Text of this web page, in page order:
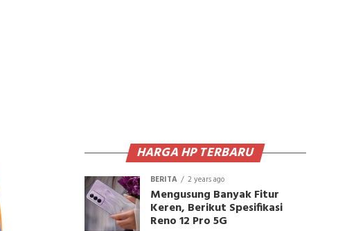
HARGA HP TERBARU
BERITA 2 years ago
Mengusung Banyak Fitur
Keren, Berikut Spesifikasi
Reno 12 Pro 5G